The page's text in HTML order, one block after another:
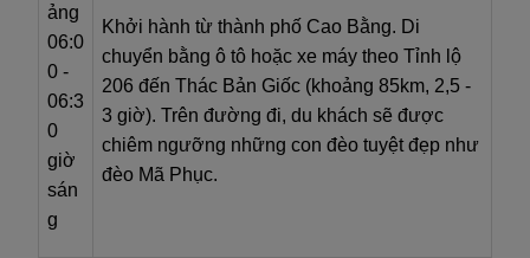
ảng
06:0
0 -
06:3
0
giờ
sán
g
Khởi hành từ thành phố Cao Bằng. Di
chuyển bằng ô tô hoặc xe máy theo Tỉnh lộ
206 đến Thác Bản Giốc (khoảng 85km, 2,5 -
3 giờ). Trên đường đi, du khách sẽ được
chiêm ngưỡng những con đèo tuyệt đẹp như
đèo Mã Phục.